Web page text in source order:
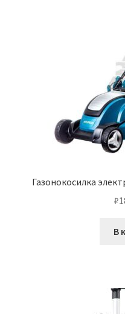
Газонокосилка
₽
В